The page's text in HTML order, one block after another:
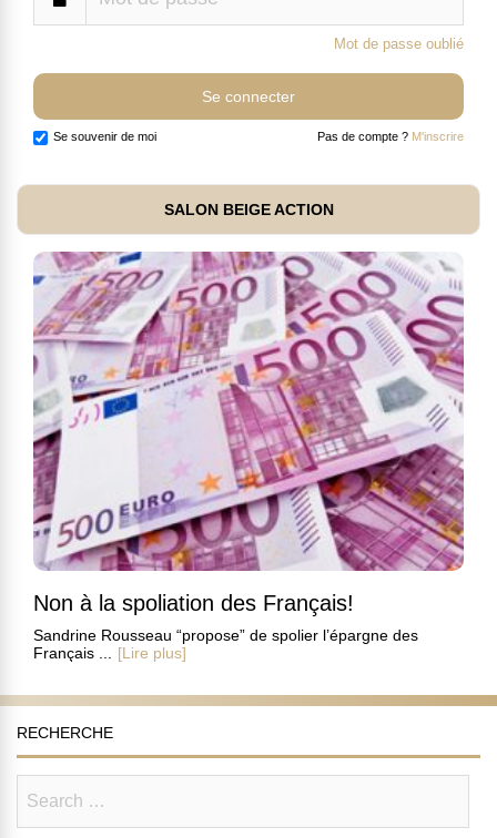
Mot de passe oublié
Se souvenir de moi Pas de compte ? M'inscrire
SALON BEIGE ACTION
Non à la spoliation des Français!
Sandrine Rousseau “propose” de spolier l’épargne des
Français ... [Lire plus]
RECHERCHE